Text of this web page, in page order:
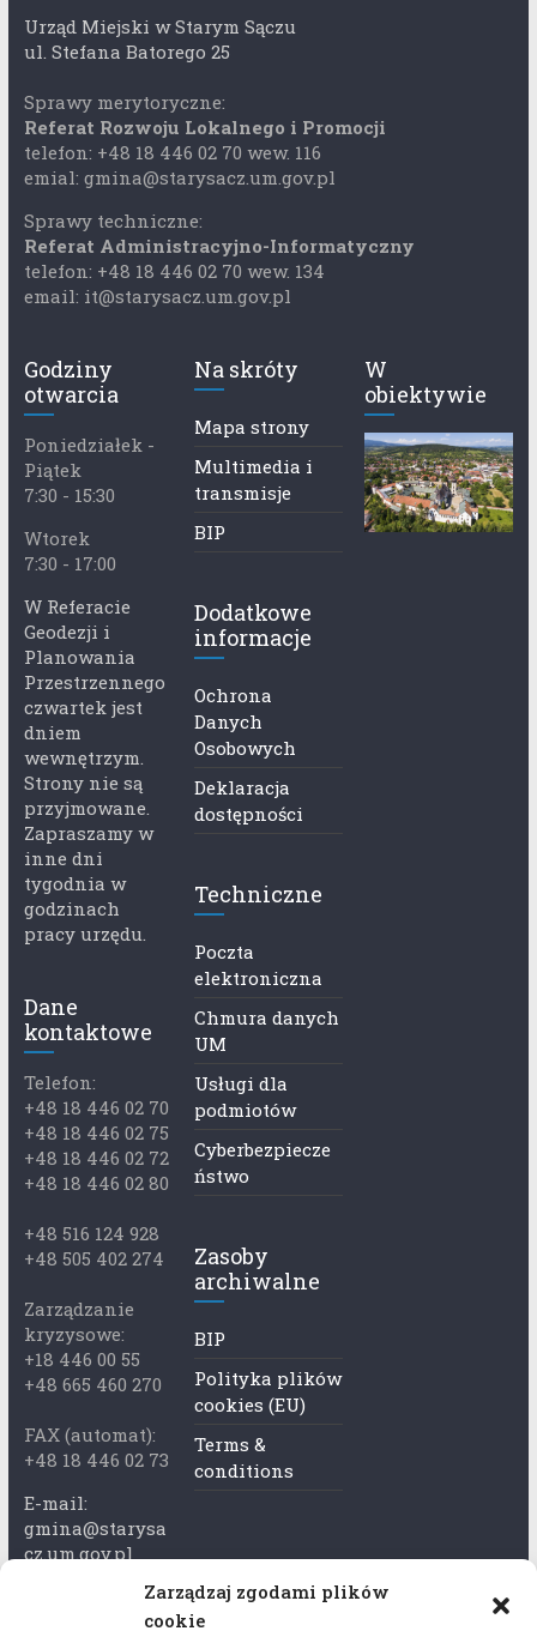
Zarządzaj zgodami plików
cookie
Urząd Miejski w Starym Sączu
ul. Stefana Batorego 25
Sprawy merytoryczne:
Referat Rozwoju Lokalnego i Promocji
telefon: +48 18 446 02 70 wew. 116
emial: gmina@starysacz.um.gov.pl
Sprawy techniczne:
Referat Administracyjno-Informatyczny
telefon: +48 18 446 02 70 wew. 134
email: it@starysacz.um.gov.pl
Godziny
otwarcia
Poniedziałek -
Piątek
7:30 - 15:30
Wtorek
7:30 - 17:00
W Referacie
Geodezji i
Planowania
Przestrzennego
czwartek jest
dniem
wewnętrzym.
Strony nie są
przyjmowane.
Zapraszamy w
inne dni
tygodnia w
godzinach
pracy urzędu.
Dane
kontaktowe
Telefon:
+48 18 446 02 70
+48 18 446 02 75
+48 18 446 02 72
+48 18 446 02 80
+48 516 124 928
+48 505 402 274
Zarządzanie
kryzysowe:
+18 446 00 55
+48 665 460 270
FAX (automat):
+48 18 446 02 73
E-mail:
gmina@starysa
cz.um.gov.pl
Adres skrzynki
Na skróty
Mapa strony
Multimedia i
transmisje
BIP
Dodatkowe
informacje
Ochrona
Danych
Osobowych
Deklaracja
dostępności
Techniczne
Poczta
elektroniczna
Chmura danych
UM
Usługi dla
podmiotów
Cyberbezpiecze
ństwo
Zasoby
archiwalne
BIP
Polityka plików
cookies (EU)
Terms &
conditions
W
obiektywie